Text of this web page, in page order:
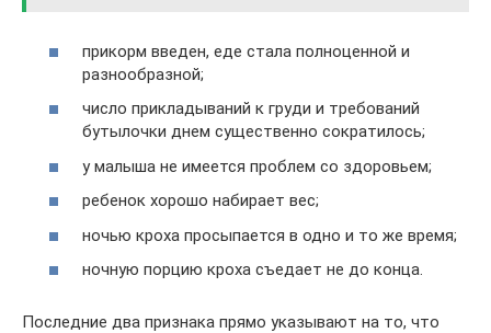
прикорм введен, еде стала полноценной и
разнообразной;
число прикладываний к груди и требований
бутылочки днем существенно сократилось;
у малыша не имеется проблем со здоровьем;
ребенок хорошо набирает вес;
ночью кроха просыпается в одно и то же время;
ночную порцию кроха съедает не до конца.
Последние два признака прямо указывают на то, что